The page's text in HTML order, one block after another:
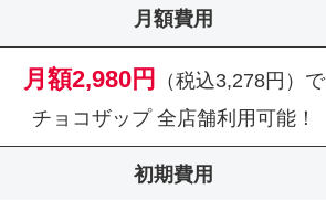
月額費用
月額2,980円
（税込3,278円）で
チョコザップ 全店舗利用可能！
初期費用